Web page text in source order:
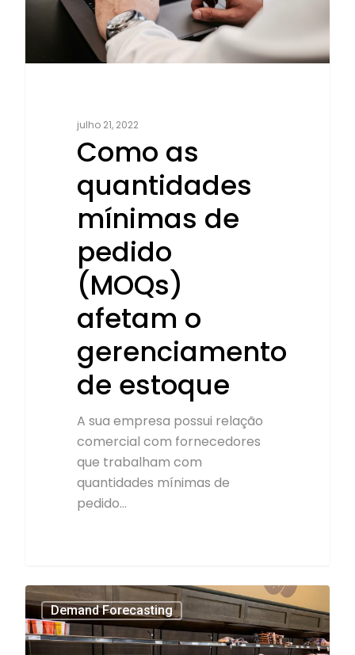
julho 21, 2022
Como as
quantidades
mínimas de
pedido
(MOQs)
afetam o
gerenciamento
de estoque
A sua empresa possui relação
comercial com fornecedores
que trabalham com
quantidades mínimas de
pedido…
Demand Forecasting
4